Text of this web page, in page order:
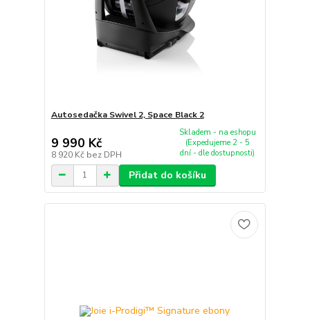
Autosedačka Swivel 2, Space Black 2
9 990 Kč
8 920 Kč bez DPH
Skladem - na eshopu
(Expedujeme 2 - 5
dní - dle dostupnosti)
Přidat do košíku